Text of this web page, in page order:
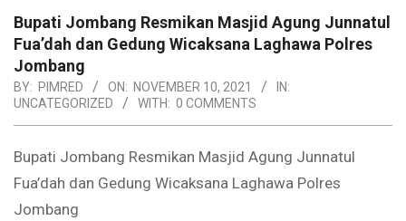
Bupati Jombang Resmikan Masjid Agung Junnatul
Fua’dah dan Gedung Wicaksana Laghawa Polres
Jombang
BY: PIMRED ON: NOVEMBER 10, 2021
IN:
UNCATEGORIZED
WITH: 0 COMMENTS
Bupati Jombang Resmikan Masjid Agung Junnatul
Fua’dah dan Gedung Wicaksana Laghawa Polres
Jombang